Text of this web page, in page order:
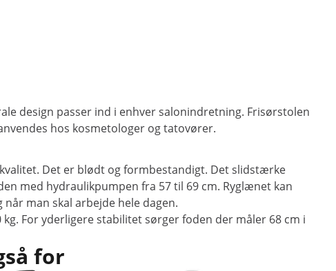
design passer ind i enhver salonindretning. Frisørstolen
hos kosmetologer og tatovører.
Det er blødt og formbestandigt. Det slidstærke
med hydraulikpumpen fra 57 til 69 cm. Ryglænet kan
man skal arbejde hele dagen.
For yderligere stabilitet sørger foden der måler 68 cm i
for